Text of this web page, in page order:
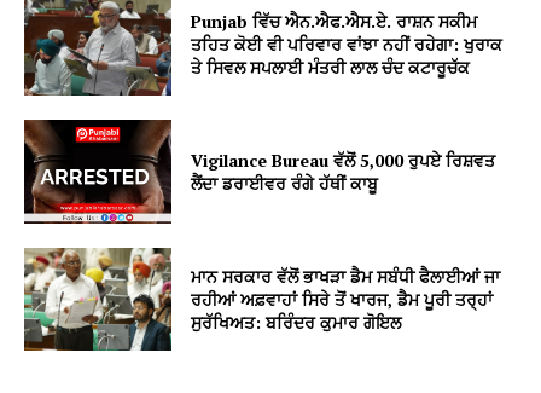
Punjab ਵਿੱਚ ਐਨ.ਐਫ.ਐਸ.ਏ. ਰਾਸ਼ਨ ਸਕੀਮ
ਤਹਿਤ ਕੋਈ ਵੀ ਪਰਿਵਾਰ ਵਾਂਝਾ ਨਹੀਂ ਰਹੇਗਾ: ਖੁਰਾਕ
ਤੇ ਸਿਵਲ ਸਪਲਾਈ ਮੰਤਰੀ ਲਾਲ ਚੰਦ ਕਟਾਰੂਚੱਕ
Vigilance Bureau ਵੱਲੋਂ 5,000 ਰੁਪਏ ਰਿਸ਼ਵਤ
ਲੈਂਦਾ ਡਰਾਈਵਰ ਰੰਗੇ ਹੱਥੀਂ ਕਾਬੂ
ਮਾਨ ਸਰਕਾਰ ਵੱਲੋਂ ਭਾਖੜਾ ਡੈਮ ਸਬੰਧੀ ਫੈਲਾਈਆਂ ਜਾ
ਰਹੀਆਂ ਅਫ਼ਵਾਹਾਂ ਸਿਰੇ ਤੋਂ ਖਾਰਜ, ਡੈਮ ਪੂਰੀ ਤਰ੍ਹਾਂ
ਸੁਰੱਖਿਅਤ: ਬਰਿੰਦਰ ਕੁਮਾਰ ਗੋਇਲ